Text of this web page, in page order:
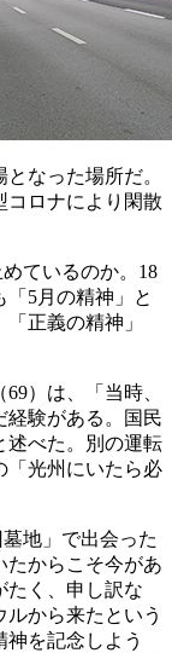
なった場所だ。
コロナにより閑散
ているのか。18
5月の精神」と
正義の精神」
）は、「当時、
経験がある。国民
述べた。別の運転
「光州にいたら必
地」で出会った
たからこそ今があ
たく、申し訳な
から来たという
を記念しよう